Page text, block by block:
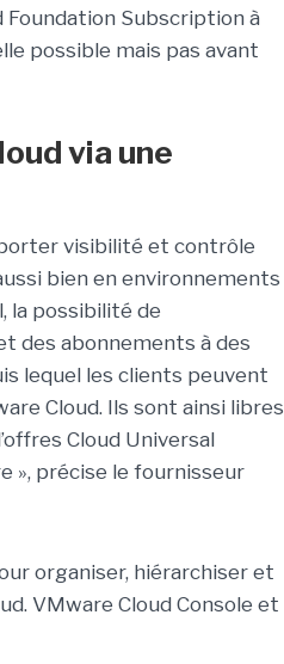
Subscription à
possible mais pas avant
via une
visibilité et contrôle
bien en environnements
la possibilité de
des abonnements à des
lequel les clients peuvent
Cloud. Ils sont ainsi libres
Cloud Universal
», précise le fournisseur
organiser, hiérarchiser et
VMware Cloud Console et